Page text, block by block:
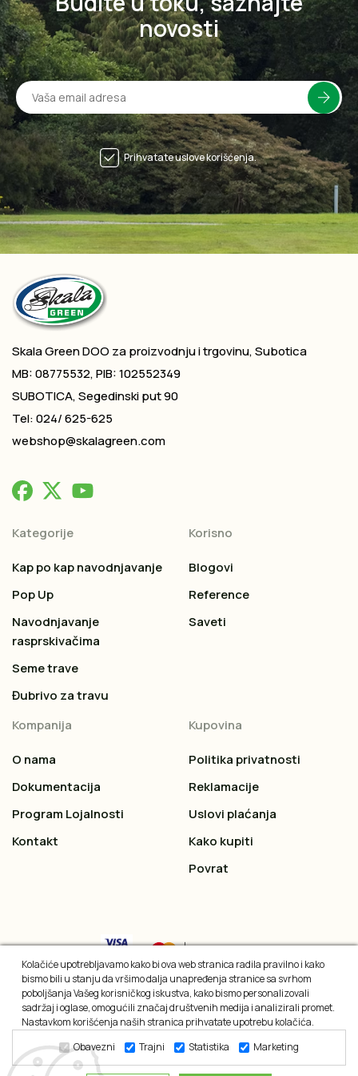
novosti
Prihvatate uslove korišćenja.
Skala Green DOO za proizvodnju i trgovinu, Subotica
MB: 08775532, PIB: 102552349
SUBOTICA, Segedinski put 90
Tel: 024/ 625-625
webshop@skalagreen.com
Kategorije
Kap po kap navodnjavanje
Pop Up
Navodnjavanje
rasprskivačima
Seme trave
Đubrivo za travu
Korisno
Blogovi
Reference
Saveti
Kompanija
O nama
Dokumentacija
Program Lojalnosti
Kontakt
Kupovina
Politika privatnosti
Reklamacije
Uslovi plaćanja
Kako kupiti
Povrat
2026 © All rights reserved
Kolačiće upotrebljavamo kako bi ova web stranica radila pravilno i kako
bismo bili u stanju da vršimo dalja unapređenja stranice sa svrhom
poboljšanja Vašeg korisničkog iskustva, kako bismo personalizovali
sadržaj i oglase, omogućili značaj društvenih medija i analizirali promet.
Nastavkom korišćenja naših stranica prihvatate upotrebu kolačića.
Obavezni
Trajni Statistika Marketing